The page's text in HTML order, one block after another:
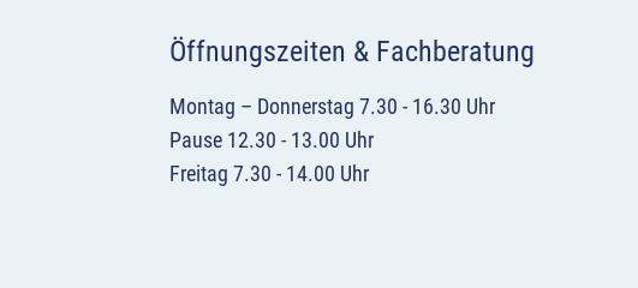
Öffnungszeiten & Fachberatung
Montag – Donnerstag 7.30 - 16.30 Uhr
Pause 12.30 - 13.00 Uhr
Freitag 7.30 - 14.00 Uhr